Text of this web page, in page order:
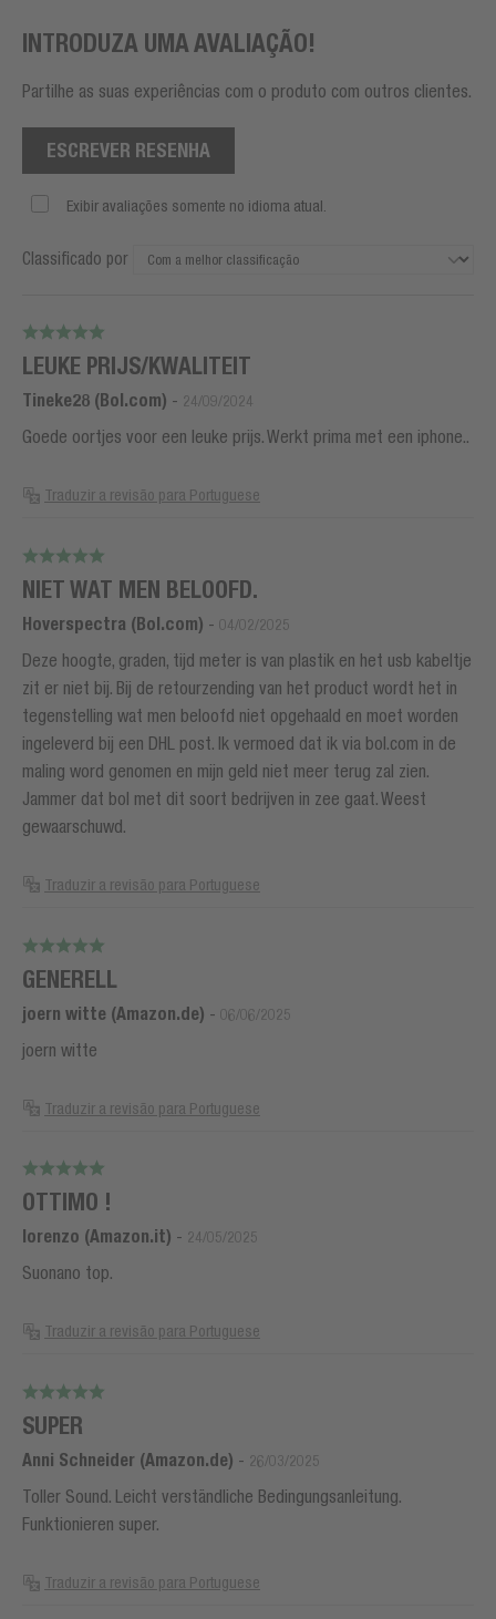
INTRODUZA UMA AVALIAÇÃO!
Partilhe as suas experiências com o produto com outros clientes.
ESCREVER RESENHA
Exibir avaliações somente no idioma atual.
Classificado por
LEUKE PRIJS/KWALITEIT
Tineke28 (Bol.com) - 24/09/2024
Goede oortjes voor een leuke prijs. Werkt prima met een iphone..
Traduzir a revisão para Portuguese
NIET WAT MEN BELOOFD.
Hoverspectra (Bol.com) - 04/02/2025
Deze hoogte, graden, tijd meter is van plastik en het usb kabeltje
zit er niet bij. Bij de retourzending van het product wordt het in
tegenstelling wat men beloofd niet opgehaald en moet worden
ingeleverd bij een DHL post. Ik vermoed dat ik via bol.com in de
maling word genomen en mijn geld niet meer terug zal zien.
Jammer dat bol met dit soort bedrijven in zee gaat. Weest
gewaarschuwd.
Traduzir a revisão para Portuguese
GENERELL
joern witte (Amazon.de) - 06/06/2025
joern witte
Traduzir a revisão para Portuguese
OTTIMO !
lorenzo (Amazon.it) - 24/05/2025
Suonano top.
Traduzir a revisão para Portuguese
SUPER
Anni Schneider (Amazon.de) - 26/03/2025
Toller Sound. Leicht verständliche Bedingungsanleitung.
Funktionieren super.
Traduzir a revisão para Portuguese